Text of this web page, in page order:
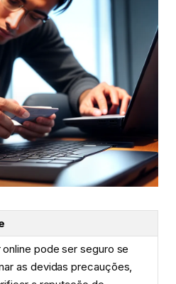
online pode ser seguro se
as devidas precauções,